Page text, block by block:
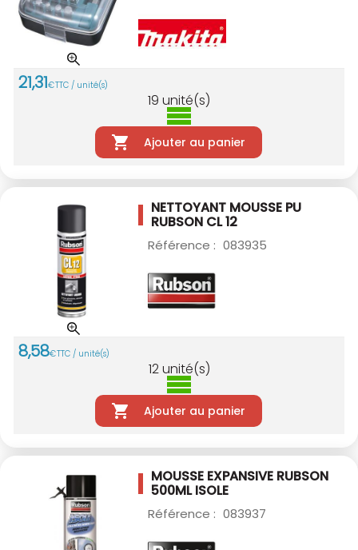
21,31€TTC / unité(s)
19 unité(s)
Ajouter au panier
NETTOYANT MOUSSE PU
RUBSON CL 12
Référence : 083935
8,58€TTC / unité(s)
12unité(s)
Ajouter au panier
MOUSSE EXPANSIVE RUBSON
500ML ISOLE
Référence : 083937